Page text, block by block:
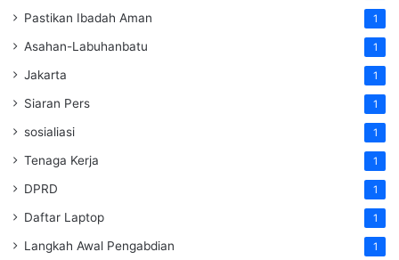
Pastikan Ibadah Aman 1
Asahan-Labuhanbatu 1
Jakarta 1
Siaran Pers 1
sosialiasi 1
Tenaga Kerja 1
DPRD 1
Daftar Laptop 1
Langkah Awal Pengabdian 1